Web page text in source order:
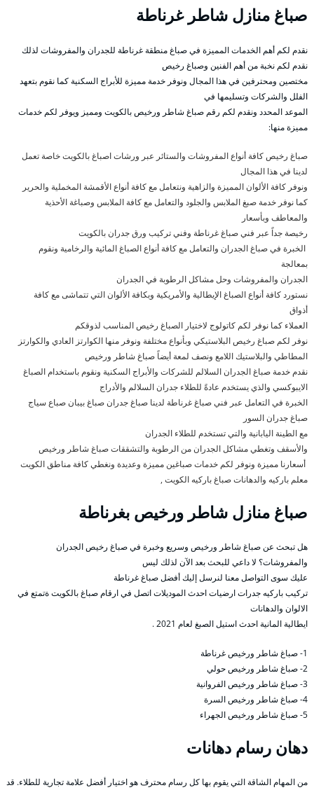
صباغ منازل شاطر غرناطة
نقدم لكم أهم الخدمات المميزة في صباغ منطقة غرناطة للجدران والمفروشات لذلك
نقدم لكم نخبة من أهم الفنين وصباغ رخيص
مختصين ومحترفين في هذا المجال ونوفر خدمة مميزة للأبراج السكنية كما نقوم بتعهد
الفلل والشركات وتسليمها في
الموعد المحدد ونقدم لكم رقم صباغ شاطر ورخيص بالكويت ومميز ويوفر لكم خدمات
مميزة منها:
صباغ رخيص كافة أنواع المفروشات والستائر عبر ورشات اصباغ بالكويت خاصة تعمل
لدينا في هذا المجال
ونوفر كافة الألوان المميزة والزاهية ونتعامل مع كافة أنواع الأقمشة المخملية والحرير
كما نوفر خدمة صبغ الملابس والجلود والتعامل مع كافة الملابس وصباغة الأحذية
والمعاطف وبأسعار
رخيصة جداً عبر فني صباغ غرناطة وفني تركيب ورق جدران بالكويت
الخبرة في صباغ الجدران والتعامل مع كافة أنواع الصباغ المائية والرخامية ونقوم
بمعالجة
الجدران والمفروشات وحل مشاكل الرطوبة في الجدران
نستورد كافة أنواع الصباغ الإيطالية والأمريكية وبكافة الألوان التي تتماشى مع كافة
أذواق
العملاء كما نوفر لكم كاتولوج لاختيار الصباغ رخيص المناسب لذوقكم
نوفر لكم صباغ رخيص البلاستيكي وبأنواع مختلفة ونوفر منها الكوارتز العادي والكوارتز
المطاطي والبلاستيك اللامع ونصف لمعة أيضاً صباغ شاطر ورخيص
نقدم خدمة صباغ الجدران السلالم للشركات والأبراج السكنية ونقوم باستخدام الصباغ
الايبوكسي والذي يستخدم عادةً للطلاء جدران السلالم والأدراج
الخبرة في التعامل عبر فني صباغ غرناطة لدينا صباغ جدران صباغ بيبان صباع سياج
صباغ جدران السور
مع الطينة اليابانية والتي تستخدم للطلاء الجدران
والأسقف وتغطي مشاكل الجدران من الرطوبة والتشققات صباغ شاطر ورخيص
أسعارنا مميزة ونوفر لكم خدمات صباغين مميزة وعديدة ونغطي كافة مناطق الكويت
معلم باركيه والدهانات صباغ باركيه الكويت ,
صباغ منازل شاطر ورخيص بغرناطة
هل تبحث عن صباغ شاطر ورخيص وسريع وخبرة في صباغ رخيص الجدران
والمفروشات؟ لا داعي للبحث بعد الآن لذلك ليس
عليك سوى التواصل معنا لنرسل إليك أفضل صباغ غرناطة
تركيب باركيه جدرات ارضيات احدث الموديلات اتصل في ارقام صباغ بالكويت ةتمتع في
الالوان والدهانات
ايطالية المانية احدث استيل الصبغ لعام 2021 .
1- صباغ شاطر ورخيص غرناطة
2- صباغ شاطر ورخيص حولي
3- صباغ شاطر ورخيص الفروانية
4- صباغ شاطر ورخيص السرة
5- صباغ شاطر ورخيص الجهراء
دهان رسام دهانات
من المهام الشاقة التي يقوم بها كل رسام محترف هو اختيار أفضل علامة تجارية للطلاء. قد